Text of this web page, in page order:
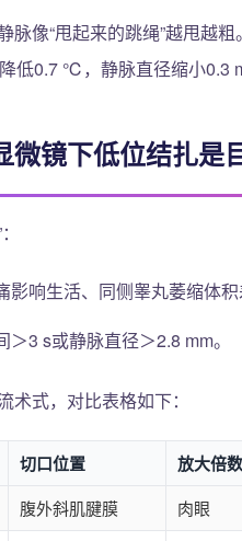
脉像“甩起来的跳绳”越甩越
低0.7 ℃，静脉直径缩小
微镜下低位结扎是
影响生活、同侧睾丸萎缩体
3 s或静脉直径＞2.8 mm。
术式，对比表格如下：
切口位置 放大倍数
腹外斜肌腱膜
肉眼